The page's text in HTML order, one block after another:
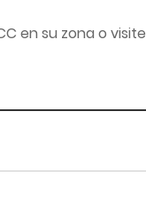
en su zona o visite